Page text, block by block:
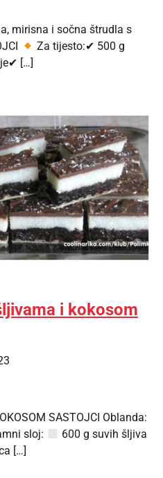
mirisna i sočna štrudla s
Za tijesto:✔ 500 g
[…]
i kokosom
SASTOJCI Oblanda:
sloj:
600 g suvih šljiva
[…]